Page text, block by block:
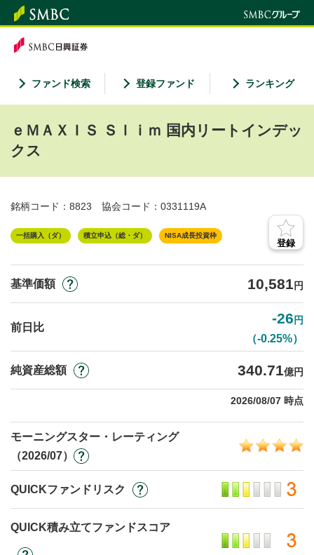
ファンド検索 登録ファンド ランキング
ｅＭＡＸＩＳ Ｓｌｉｍ 国内リートインデッ
クス
銘柄コード：8823 協会コード：0331119A
一括購入（ダ） 積立申込（総・ダ） NISA成長投資枠
登録
基準価額 10,581 円
前日比
-26 円
（-0.25%）
純資産総額 340.71億円
2026/08/07 時点
モーニングスター・レーティング
（2026/07）
QUICKファンドリスク
QUICK積み立てファンドスコア